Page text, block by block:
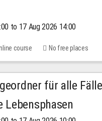
to 17 Aug 2026 14:00
course No free places
für alle
Lebensphasen